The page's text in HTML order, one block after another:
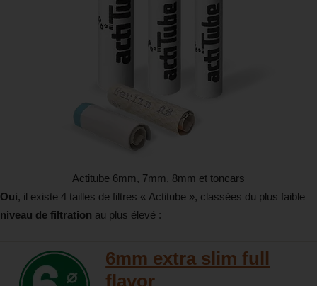
Actitube 6mm, 7mm, 8mm et toncars
Oui, il existe 4 tailles de filtres « Actitube », classées du plus faible
niveau de filtration au plus élevé :
6mm extra slim full
flavor